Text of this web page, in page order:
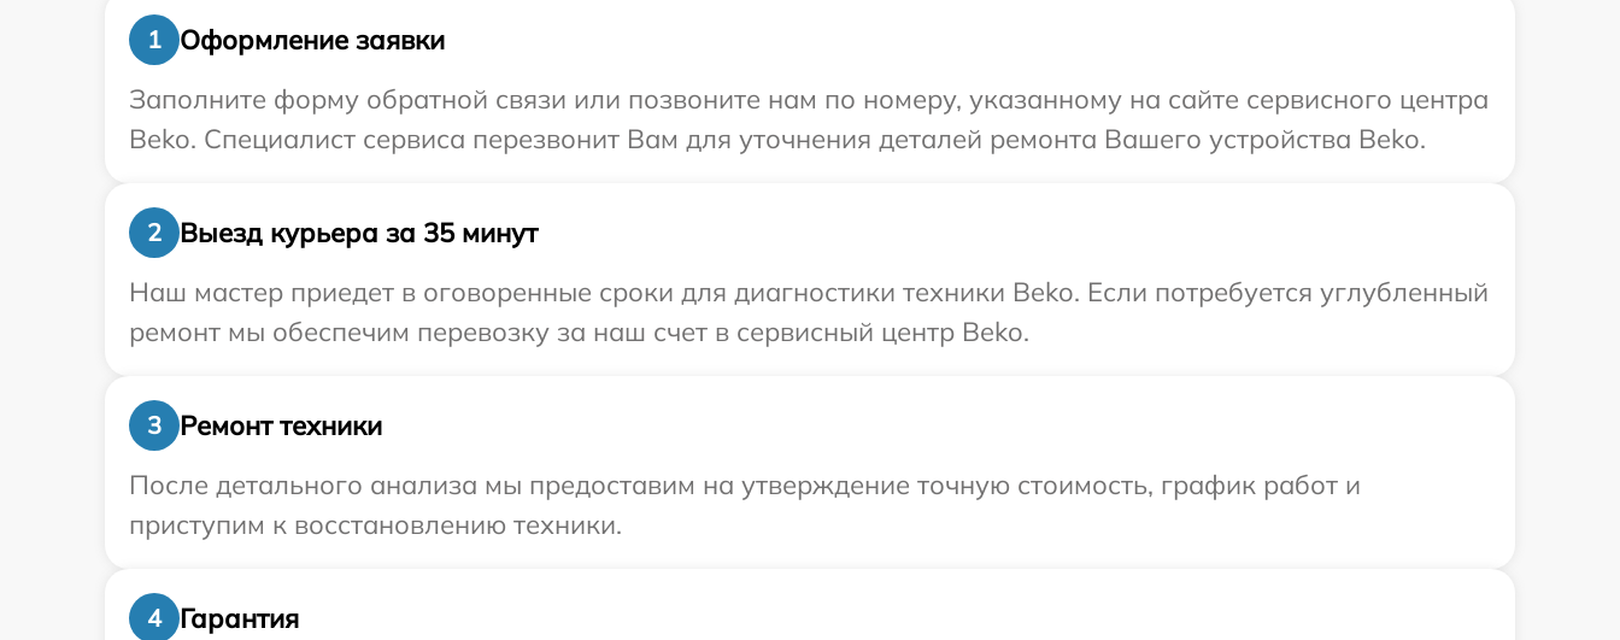
1
Оформление заявки
Заполните форму обратной связи или позвоните нам по номеру, указанному на сайте сервисного центра
Beko. Специалист сервиса перезвонит Вам для уточнения деталей ремонта Вашего устройства Beko.
2
Выезд курьера за 35 минут
Наш мастер приедет в оговоренные сроки для диагностики техники Beko. Если потребуется углубленный
ремонт мы обеспечим перевозку за наш счет в сервисный центр Beko.
3
Ремонт техники
После детального анализа мы предоставим на утверждение точную стоимость, график работ и
приступим к восстановлению техники.
4
Гарантия